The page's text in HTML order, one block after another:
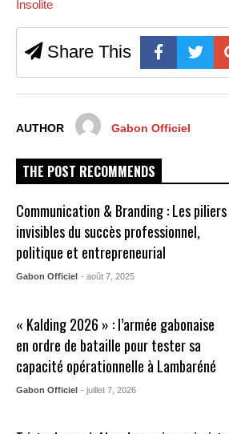
Insolite
Share This
AUTHOR Gabon Officiel
THE POST RECOMMENDS
Communication & Branding : Les piliers
invisibles du succès professionnel,
politique et entrepreneurial
Gabon Officiel - août 7, 2025
« Kalding 2026 » : l’armée gabonaise
en ordre de bataille pour tester sa
capacité opérationnelle à Lambaréné
Gabon Officiel - juillet 7, 2026